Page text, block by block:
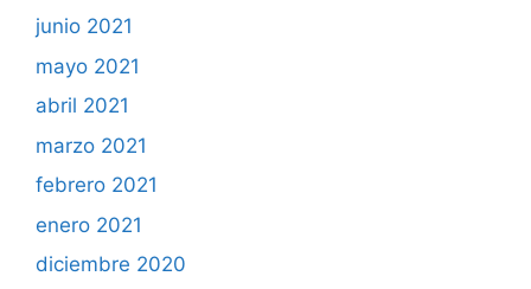
junio 2021
mayo 2021
abril 2021
marzo 2021
febrero 2021
enero 2021
diciembre 2020